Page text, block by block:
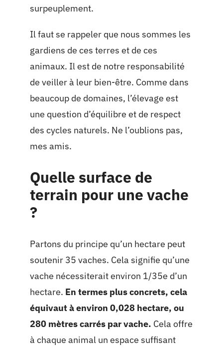
surpeuplement.
Il faut se rappeler que nous sommes les
gardiens de ces terres et de ces
animaux. Il est de notre responsabilité
de veiller à leur bien-être. Comme dans
beaucoup de domaines, l’élevage est
une question d’équilibre et de respect
des cycles naturels. Ne l’oublions pas,
mes amis.
Quelle surface de
terrain pour une vache
?
Partons du principe qu’un hectare peut
soutenir 35 vaches. Cela signifie qu’une
vache nécessiterait environ 1/35e d’un
hectare. En termes plus concrets, cela
équivaut à environ 0,028 hectare, ou
280 mètres carrés par vache. Cela offre
à chaque animal un espace suffisant